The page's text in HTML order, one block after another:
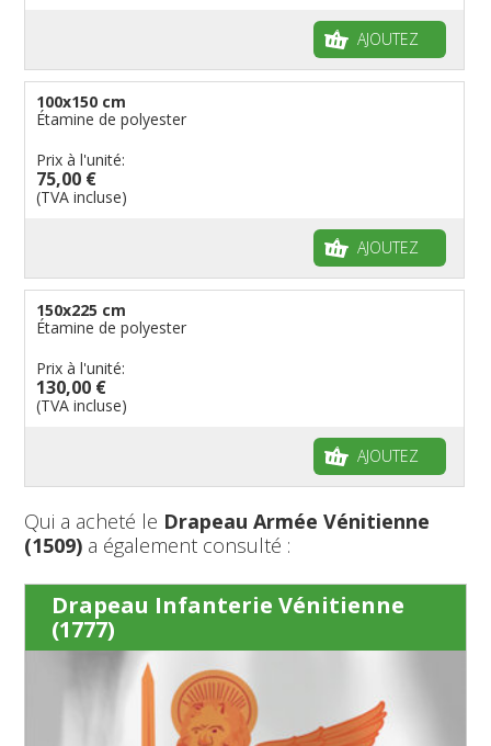
AJOUTEZ
100x150 cm
Étamine de polyester
Prix à l'unité:
75,00 €
(TVA incluse)
AJOUTEZ
150x225 cm
Étamine de polyester
Prix à l'unité:
130,00 €
(TVA incluse)
AJOUTEZ
Qui a acheté le Drapeau Armée Vénitienne
(1509) a également consulté :
Drapeau Infanterie Vénitienne
(1777)